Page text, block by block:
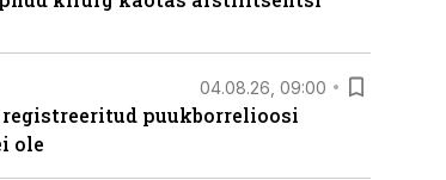
04.08.26, 09:00
registreeritud puukborrelioosi
ole